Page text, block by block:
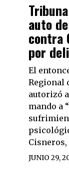
auto
contra
por
El
Regional
autorizó
mando a
JUNIO 29,